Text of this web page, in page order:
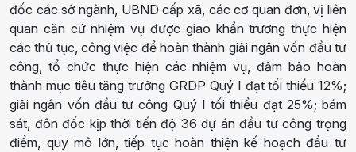
đốc các sở ngành, UBND cấp xã, các cơ quan đơn, vị liên
quan căn cứ nhiệm vụ được giao khẩn trương thực hiện
các thủ tục, công việc để hoàn thành giải ngân vốn đầu tư
công, tổ chức thực hiện các nhiệm vụ, đảm bảo hoàn
thành mục tiêu tăng trưởng GRDP Quý I đạt tối thiểu 12%;
giải ngân vốn đầu tư công Quý I tối thiểu đạt 25%; bám
sát, đôn đốc kịp thời tiến độ 36 dự án đầu tư công trọng
điểm, quy mô lớn, tiếp tục hoàn thiện kế hoạch đầu tư